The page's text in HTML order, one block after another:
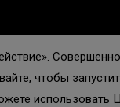
чтобы
использовать